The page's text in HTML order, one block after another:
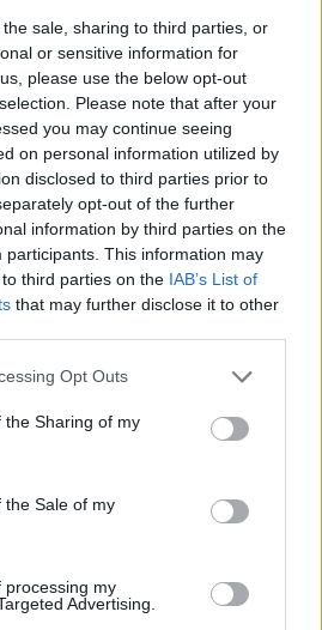
sale, sharing to third parties, or
or sensitive information for
please use the below opt-out
Please note that after your
you may continue seeing
on personal information utilized by
disclosed to third parties prior to
opt-out of the further
information by third parties on the
participants. This information may
third parties on the IAB’s List of
that may further disclose it to other
app uses one or more Google
usage behaviour. You may click to
Google and its third-party tags to
purposes in below Google
Opt Outs
the Sharing of my
the Sale of my
processing my
Advertising.
múlt ez, sokkal
- interjú a Szpari
edzőjével
ponttal, az utolsó előtti helyen
irányítását Bozsik József, aki
miatt nem tudta
volt csapatát. Interjú.
Elolvasom
Budafok -
3-2
bajnoki a kiesőhelyen álló
Várhidi Péter
előnyt szerzett a
Aztán amilyen gyorsan
olyan
a hazaiak, sőt az 51. percre
Erre nem volt válasza a